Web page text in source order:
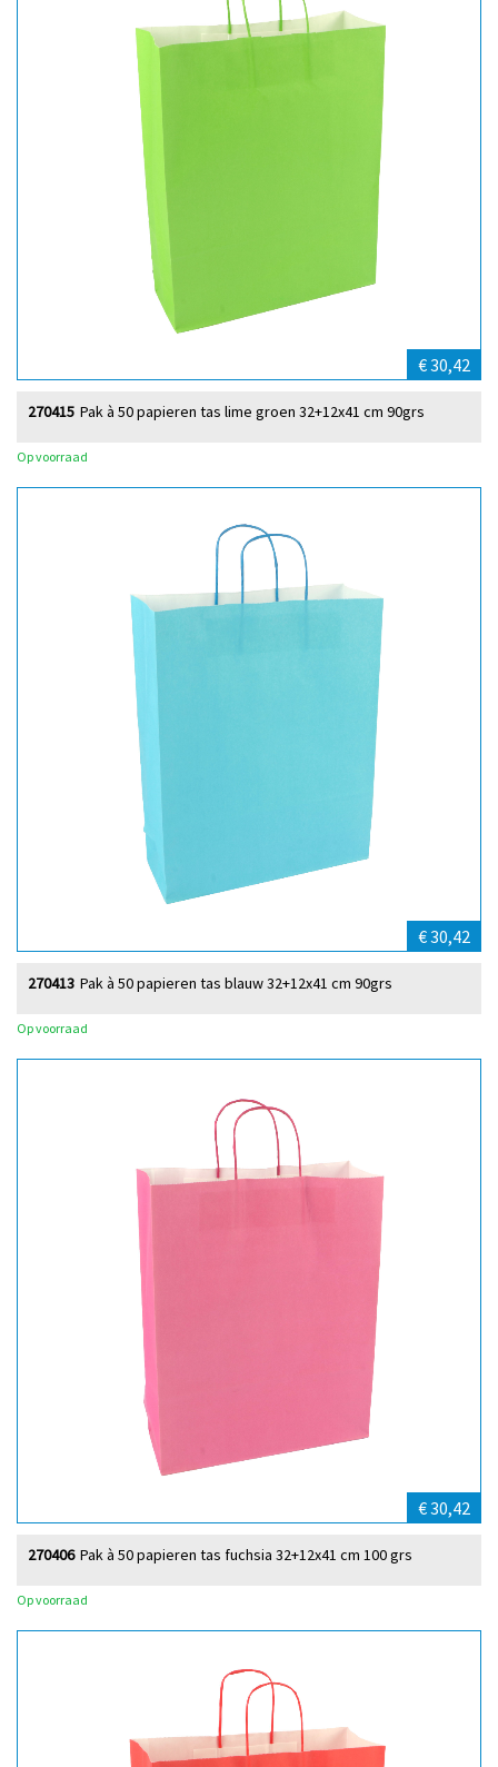
€ 30,42
Pak à 50 papieren tas lime groen 32+12x41 cm 90grs
270415
Op voorraad
€ 30,42
Pak à 50 papieren tas blauw 32+12x41 cm 90grs
270413
Op voorraad
€ 30,42
Pak à 50 papieren tas fuchsia 32+12x41 cm 100 grs
270406
Op voorraad